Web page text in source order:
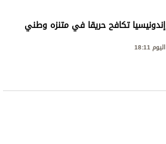
إندونيسيا تكافح حريقا في متنزه وطني
اليوم 18:11